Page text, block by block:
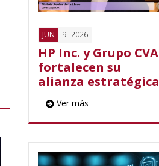
JUN 9 2026
HP Inc. y Grupo CVA
fortalecen su
alianza estratégica
Ver más